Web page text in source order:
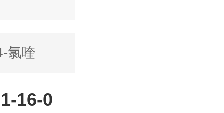
氯喹
16-0